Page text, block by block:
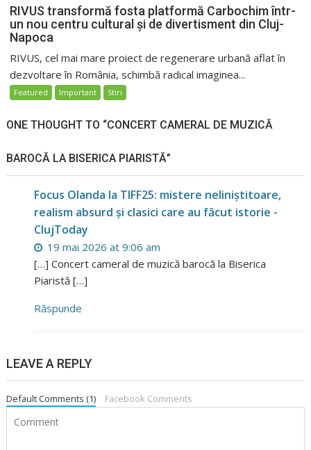
RIVUS transformă fosta platformă Carbochim într-
un nou centru cultural și de divertisment din Cluj-
Napoca
RIVUS, cel mai mare proiect de regenerare urbană aflat în
dezvoltare în România, schimbă radical imaginea...
Featured Important Stiri
ONE THOUGHT TO “CONCERT CAMERAL DE MUZICĂ
BAROCĂ LA BISERICA PIARISTĂ”
Focus Olanda la TIFF25: mistere neliniștitoare,
realism absurd și clasici care au făcut istorie -
ClujToday
19 mai 2026 at 9:06 am
[…] Concert cameral de muzică barocă la Biserica
Piaristă […]
Răspunde
LEAVE A REPLY
Default Comments (1) Facebook Comments